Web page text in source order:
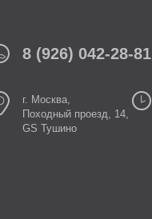
8 (926) 042-28-81
г. Москва,
Походный проезд, 14,
GS Тушино